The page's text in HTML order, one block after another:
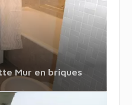
Mur en briques